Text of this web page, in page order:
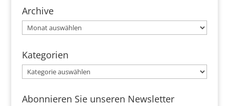
Archive
Archive
Kategorien
Kategorien
Abonnieren Sie unseren Newsletter